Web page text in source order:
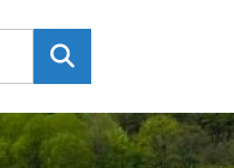
Търсене